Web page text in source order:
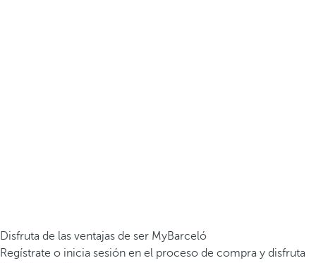
Disfruta de las ventajas de ser MyBarceló
Regístrate o inicia sesión en el proceso de compra y disfruta